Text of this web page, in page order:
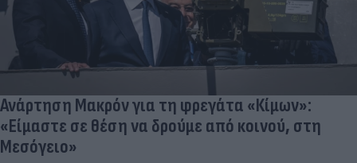
Ανάρτηση Μακρόν για τη φρεγάτα «Κίμων»:
«Είμαστε σε θέση να δρούμε από κοινού, στη
Μεσόγειο»